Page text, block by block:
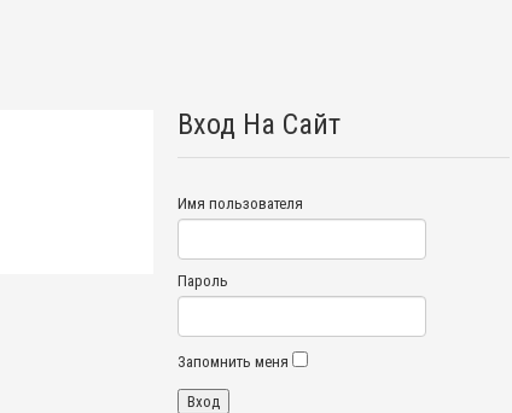
Вход На Сайт
Имя пользователя
Пароль
Запомнить меня